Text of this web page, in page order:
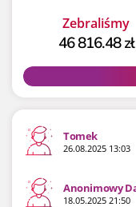
Zebraliśmy
46 816.48 zł
Tomek
26.08.2025 13:03
Anonimowy
18.05.2025 21:50